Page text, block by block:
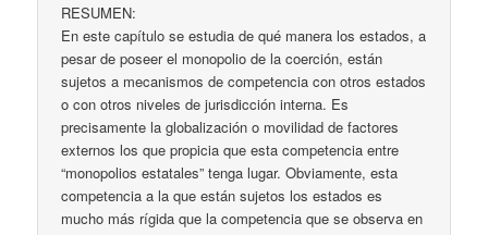
RESUMEN:
En este capítulo se estudia de qué manera los estados, a
pesar de poseer el monopolio de la coerción, están
sujetos a mecanismos de competencia con otros estados
o con otros niveles de jurisdicción interna. Es
precisamente la globalización o movilidad de factores
externos los que propicia que esta competencia entre
“monopolios estatales” tenga lugar. Obviamente, esta
competencia a la que están sujetos los estados es
mucho más rígida que la competencia que se observa en